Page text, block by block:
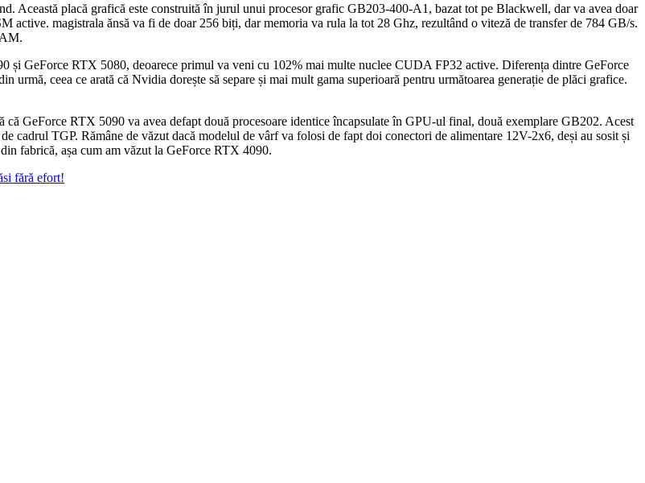
Această placă grafică este construită în jurul unui procesor grafic GB203-400-A1, bazat tot pe Blackwell, dar va avea doar
active. magistrala ănsă va fi de doar 256 biți, dar memoria va rula la tot 28 Ghz, rezultând o viteză de transfer de 784 GB/s.
și GeForce RTX 5080, deoarece primul va veni cu 102% mai multe nuclee CUDA FP32 active. Diferența dintre GeForce
ceea ce arată că Nvidia dorește să separe și mai mult gama superioară pentru următoarea generație de plăci grafice.
că GeForce RTX 5090 va avea defapt două procesoare identice încapsulate în GPU-ul final, două exemplare GB202. Acest
cadrul TGP. Rămâne de văzut dacă modelul de vârf va folosi de fapt doi conectori de alimentare 12V-2x6, deși au sosit și
fabrică, așa cum am văzut la GeForce RTX 4090.
fără efort!